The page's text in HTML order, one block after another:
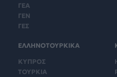
ΓΕΑ
ΓΕΝ
ΓΕΣ
ΕΛΛΗΝΟΤΟΥΡΚΙΚΑ
ΚΥΠΡΟΣ
ΤΟΥΡΚΙΑ